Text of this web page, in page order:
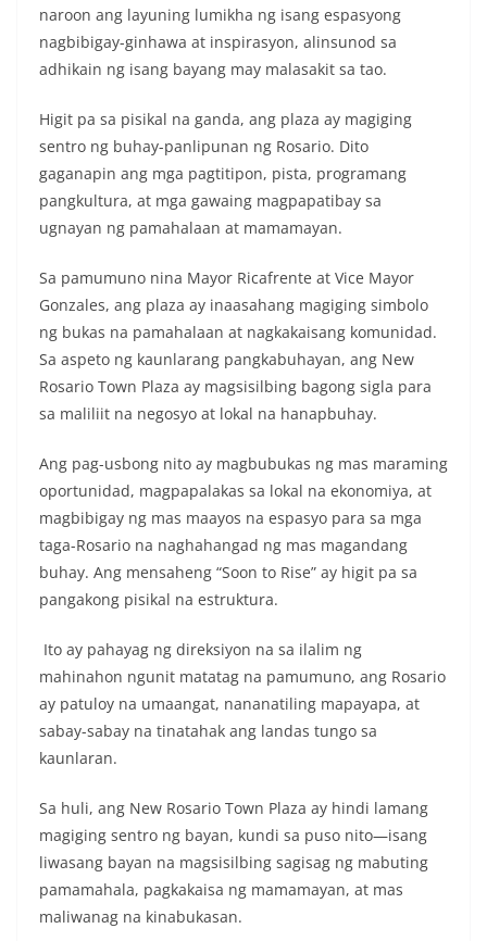
naroon ang layuning lumikha ng isang espasyong
nagbibigay-ginhawa at inspirasyon, alinsunod sa
adhikain ng isang bayang may malasakit sa tao.
Higit pa sa pisikal na ganda, ang plaza ay magiging
sentro ng buhay-panlipunan ng Rosario. Dito
gaganapin ang mga pagtitipon, pista, programang
pangkultura, at mga gawaing magpapatibay sa
ugnayan ng pamahalaan at mamamayan.
Sa pamumuno nina Mayor Ricafrente at Vice Mayor
Gonzales, ang plaza ay inaasahang magiging simbolo
ng bukas na pamahalaan at nagkakaisang komunidad.
Sa aspeto ng kaunlarang pangkabuhayan, ang New
Rosario Town Plaza ay magsisilbing bagong sigla para
sa maliliit na negosyo at lokal na hanapbuhay.
Ang pag-usbong nito ay magbubukas ng mas maraming
oportunidad, magpapalakas sa lokal na ekonomiya, at
magbibigay ng mas maayos na espasyo para sa mga
taga-Rosario na naghahangad ng mas magandang
buhay. Ang mensaheng “Soon to Rise” ay higit pa sa
pangakong pisikal na estruktura.
Ito ay pahayag ng direksiyon na sa ilalim ng
mahinahon ngunit matatag na pamumuno, ang Rosario
ay patuloy na umaangat, nananatiling mapayapa, at
sabay-sabay na tinatahak ang landas tungo sa
kaunlaran.
Sa huli, ang New Rosario Town Plaza ay hindi lamang
magiging sentro ng bayan, kundi sa puso nito—isang
liwasang bayan na magsisilbing sagisag ng mabuting
pamamahala, pagkakaisa ng mamamayan, at mas
maliwanag na kinabukasan.